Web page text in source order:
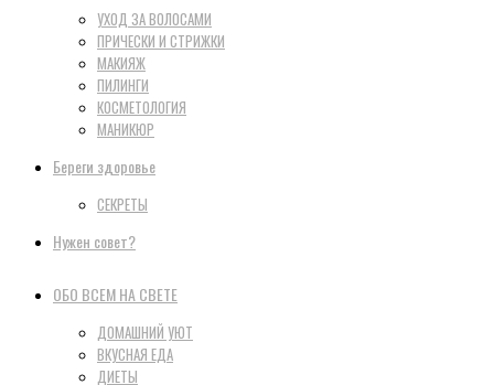
УХОД ЗА ВОЛОСАМИ
ПРИЧЕСКИ И СТРИЖКИ
МАКИЯЖ
ПИЛИНГИ
КОСМЕТОЛОГИЯ
МАНИКЮР
Береги здоровье
СЕКРЕТЫ
Нужен совет?
ОБО ВСЕМ НА СВЕТЕ
ДОМАШНИЙ УЮТ
ВКУСНАЯ ЕДА
ДИЕТЫ